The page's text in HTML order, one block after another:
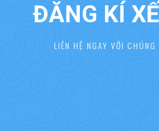
ĐĂNG KÍ
LIÊN HỆ NGAY VỚI